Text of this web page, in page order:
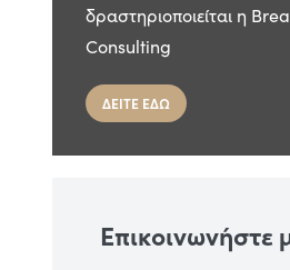
δραστηριοποιείται η
Consulting
ΔΕΙΤΕ ΕΔΩ
Επικοινωνήστε